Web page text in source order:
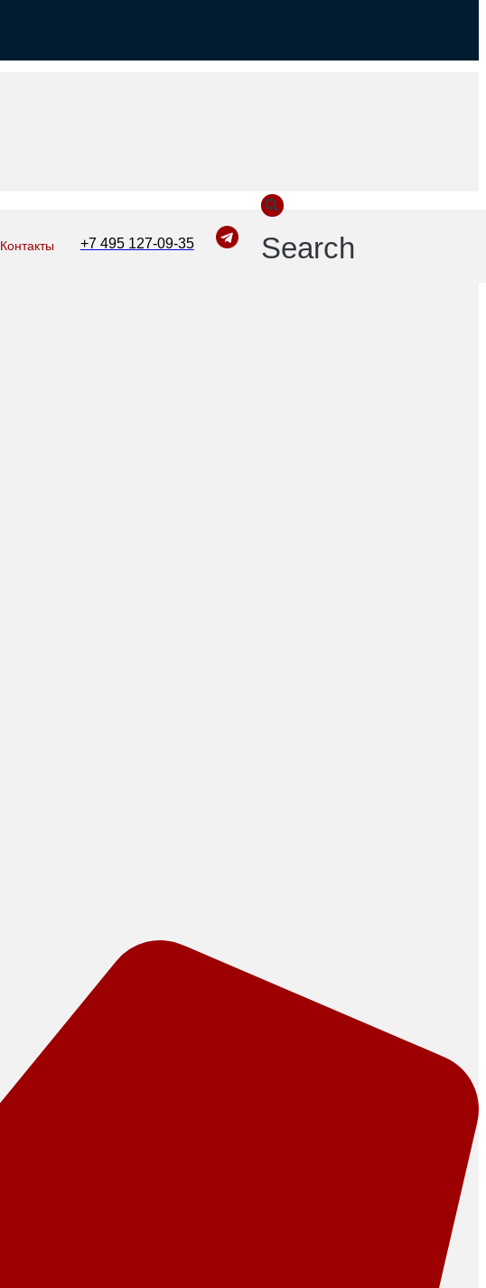
Контакты +7 495 127-09-35 Search